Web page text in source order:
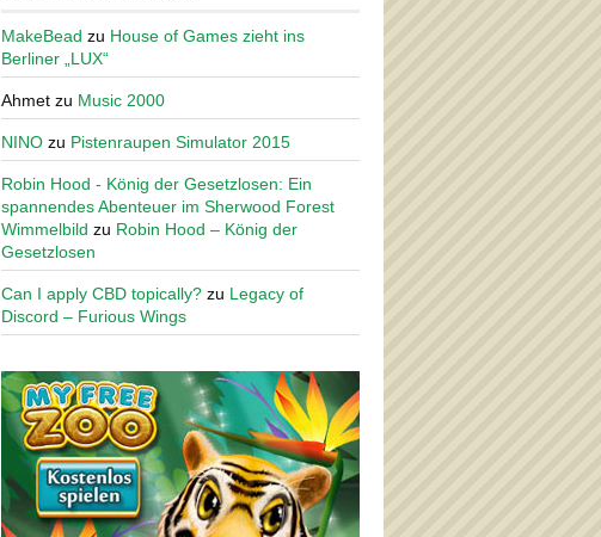
MakeBead zu House of Games zieht ins
Berliner „LUX“
Ahmet zu Music 2000
NINO zu Pistenraupen Simulator 2015
Robin Hood - König der Gesetzlosen: Ein
spannendes Abenteuer im Sherwood Forest
Wimmelbild zu Robin Hood – König der
Gesetzlosen
Can I apply CBD topically? zu Legacy of
Discord – Furious Wings